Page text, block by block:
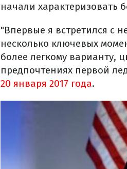
начали характеризовать
"Впервые я встретился с
несколько ключевых
более легкому варианту,
предпочтениях первой
20 января 2017 года.